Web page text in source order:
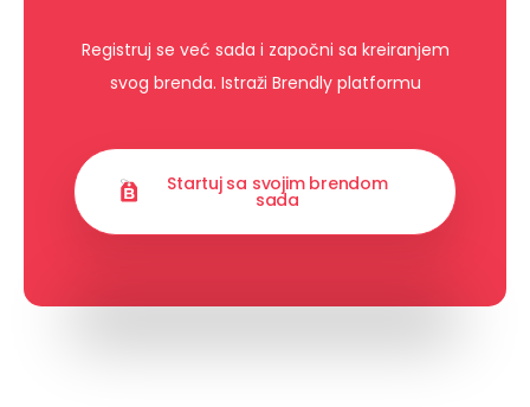
Registruj se već sada i započni sa kreiranjem
svog brenda. Istraži Brendly platformu
Startuj sa svojim brendom
sada